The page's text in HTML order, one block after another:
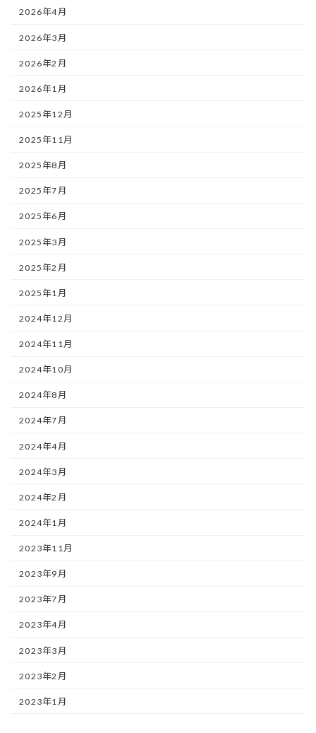
2026年4月
2026年3月
2026年2月
2026年1月
2025年12月
2025年11月
2025年8月
2025年7月
2025年6月
2025年3月
2025年2月
2025年1月
2024年12月
2024年11月
2024年10月
2024年8月
2024年7月
2024年4月
2024年3月
2024年2月
2024年1月
2023年11月
2023年9月
2023年7月
2023年4月
2023年3月
2023年2月
2023年1月